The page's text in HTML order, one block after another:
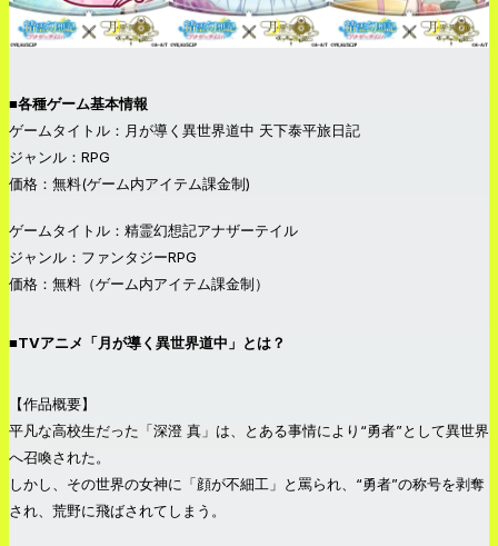
■各種ゲーム基本情報
ゲームタイトル：月が導く異世界道中 天下泰平旅日記
ジャンル：RPG
価格：無料(ゲーム内アイテム課金制)
ゲームタイトル：精霊幻想記アナザーテイル
ジャンル：ファンタジーRPG
価格：無料（ゲーム内アイテム課金制）
■TVアニメ「月が導く異世界道中」とは？
【作品概要】
平凡な高校生だった「深澄 真」は、とある事情により“勇者”として異世界
へ召喚された。
しかし、その世界の女神に「顔が不細工」と罵られ、“勇者”の称号を剥奪
され、荒野に飛ばされてしまう。